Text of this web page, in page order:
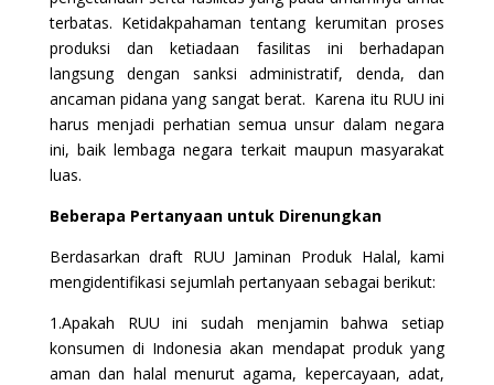
terbatas. Ketidakpahaman tentang kerumitan proses
produksi dan ketiadaan fasilitas ini berhadapan
langsung dengan sanksi administratif, denda, dan
ancaman pidana yang sangat berat. Karena itu RUU ini
harus menjadi perhatian semua unsur dalam negara
ini, baik lembaga negara terkait maupun masyarakat
luas.
Beberapa Pertanyaan untuk Direnungkan
Berdasarkan draft RUU Jaminan Produk Halal, kami
mengidentifikasi sejumlah pertanyaan sebagai berikut:
1.Apakah RUU ini sudah menjamin bahwa setiap
konsumen di Indonesia akan mendapat produk yang
aman dan halal menurut agama, kepercayaan, adat,